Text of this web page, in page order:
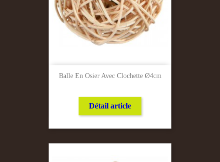
Balle En Osier Avec Clochette Ø4cm
Détail article